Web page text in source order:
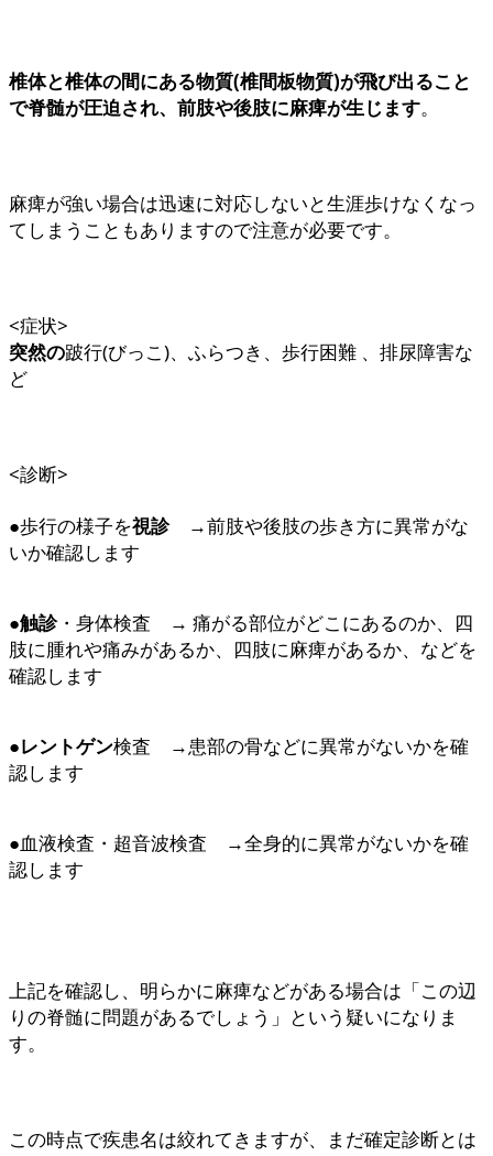
椎体と椎体の間にある物質(椎間板物質)が飛び出ること
で脊髄が圧迫され、前肢や後肢に麻痺が生じます。
麻痺が強い場合は迅速に対応しないと生涯歩けなくなっ
てしまうこともありますので注意が必要です。
<症状>
突然の跛行(びっこ)、ふらつき、歩行困難 、排尿障害な
ど
<診断>
●歩行の様子を視診→前肢や後肢の歩き方に異常がな
いか確認します
●触診・身体検査 → 痛がる部位がどこにあるのか、四
肢に腫れや痛みがあるか、四肢に麻痺があるか、などを
確認します
●レントゲン検査 →患部の骨などに異常がないかを確
認します
●血液検査・超音波検査 →全身的に異常がないかを確
認します
上記を確認し、明らかに麻痺などがある場合は「この辺
りの脊髄に問題があるでしょう」という疑いになりま
す。
この時点で疾患名は絞れてきますが、まだ確定診断とは